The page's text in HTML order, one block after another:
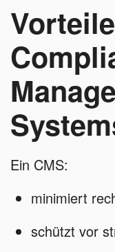
Ein CMS:
minimiert
schützt vor